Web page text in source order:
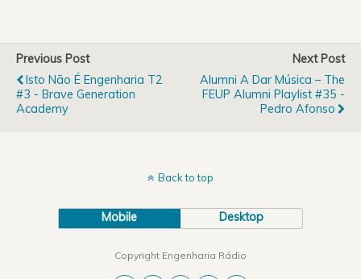
Previous Post
Isto Não É Engenharia T2
#3 - Brave Generation
Academy
Next Post
Alumni A Dar Música – The
FEUP Alumni Playlist #35 -
Pedro Afonso
Back to top
Mobile Desktop
Copyright Engenharia Rádio